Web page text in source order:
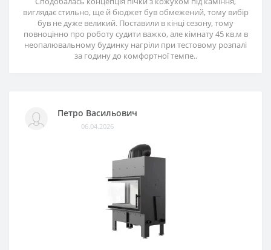
виглядає стильно, ще й бюджет був обмежений, тому вибір
був не дуже великий. Поставили в кінці сезону, тому
повноцінно про роботу судити важко, але кімнату 45 кв.м в
неопалювальному будинку нагріли при тестовому розпалі
за годину до комфортної темпе..
Петро Васильович
06.04.2026